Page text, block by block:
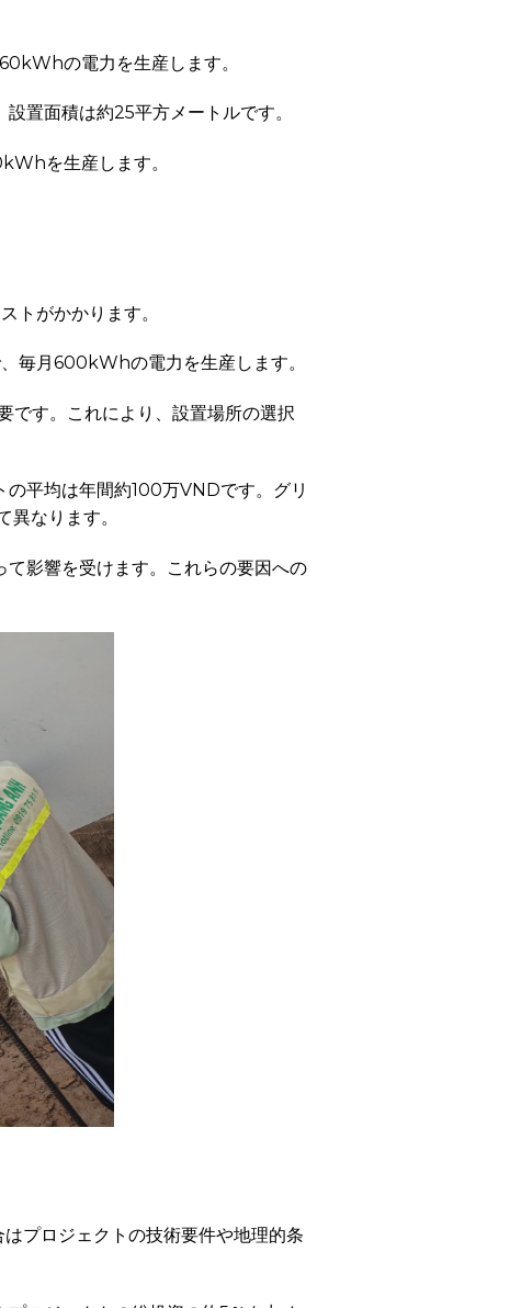
の電力を生産します。
置面積は約25平方メートルです。
を生産します。
トがかかります。
毎月600kWhの電力を生産します。
です。これにより、設置場所の選択
平均は年間約100万VNDです。グリ
なります。
影響を受けます。これらの要因への
プロジェクトの技術要件や地理的条